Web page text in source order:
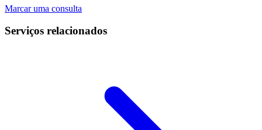
Marcar uma consulta
Serviços relacionados